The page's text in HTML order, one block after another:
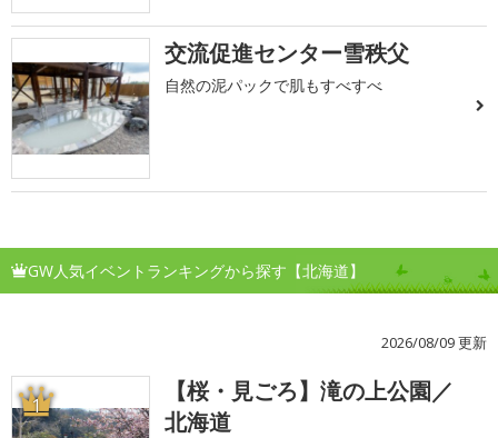
交流促進センター雪秩父
自然の泥パックで肌もすべすべ
GW人気イベントランキングから探す【北海道】
2026/08/09 更新
1
【桜・見ごろ】滝の上公園／
北海道